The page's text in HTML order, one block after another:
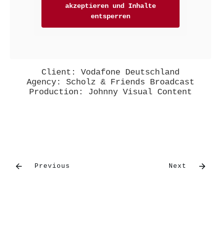
akzeptieren und Inhalte
entsperren
Client: Vodafone Deutschland
Agency: Scholz & Friends Broadcast
Production: Johnny Visual Content
Previous Next